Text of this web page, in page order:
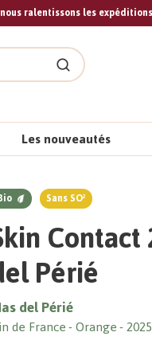
ralentissons les
Rechercher
Les nouveautés
Sans SO²
Périé
del Périé
de France Orange 2025